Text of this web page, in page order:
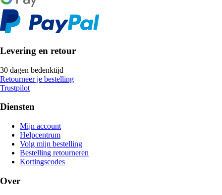
Levering en retour
30 dagen bedenktijd
Retourneer je bestelling
Trustpilot
Diensten
Mijn account
Helpcentrum
Volg mijn bestelling
Bestelling retourneren
Kortingscodes
Over